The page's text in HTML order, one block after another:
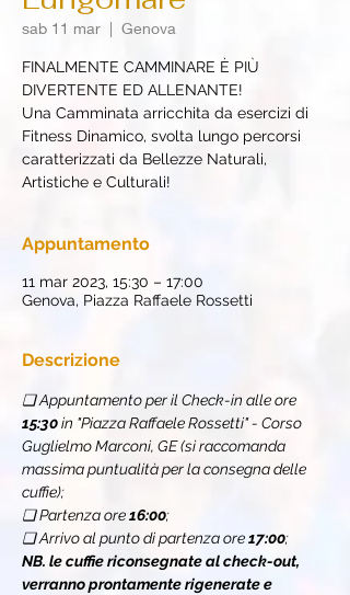
sab 11 mar
  |
Genova
FINALMENTE CAMMINARE È PIÙ
DIVERTENTE ED ALLENANTE!
Una Camminata arricchita da esercizi di
Fitness Dinamico, svolta lungo percorsi
caratterizzati da Bellezze Naturali,
Artistiche e Culturali!
Appuntamento
11 mar 2023, 15:30 – 17:00
Genova, Piazza Raffaele Rossetti
Descrizione
❏ Appuntamento per il Check-in alle ore
15:30 in "Piazza Raffaele Rossetti" - Corso
Guglielmo Marconi, GE (si raccomanda
massima puntualità per la consegna delle
cuffie);
❏ Partenza ore 16:00;
❏ Arrivo al punto di partenza ore 17:00;
NB. le cuffie riconsegnate al check-out,
verranno prontamente rigenerate e